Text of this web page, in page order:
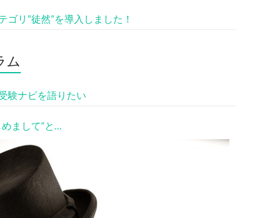
ゴリ”徒然”を導入しました！
ム
験ナビを語りたい
まして”と…